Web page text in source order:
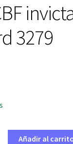
3279
Añadir al